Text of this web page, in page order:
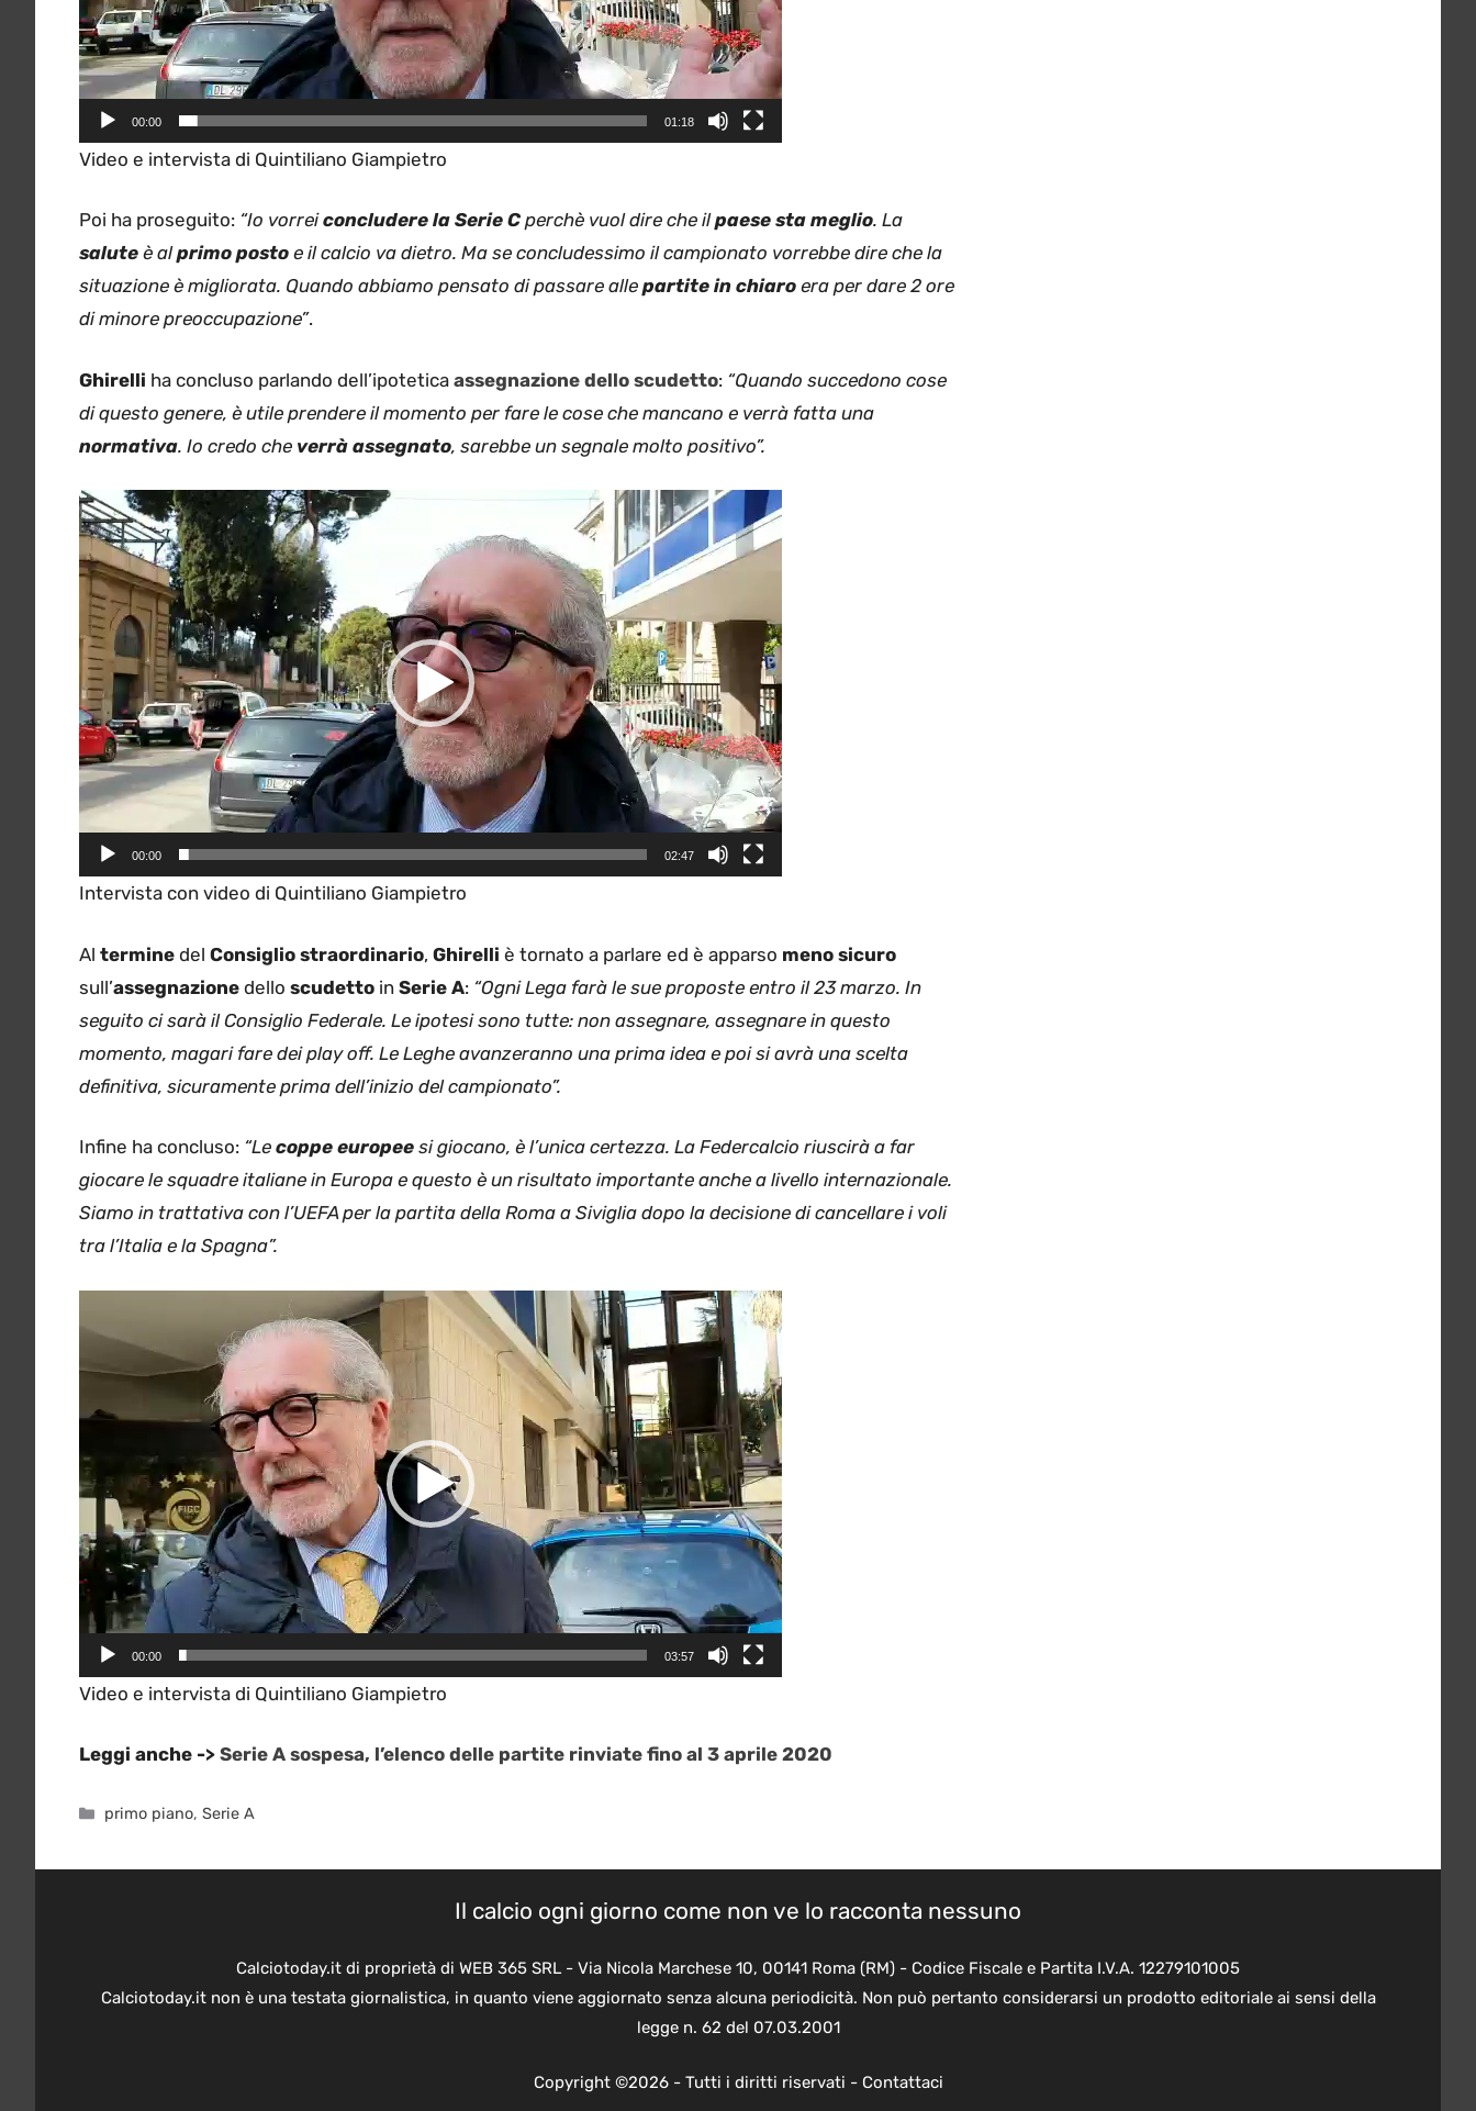
00:00 01:18
Video e intervista di Quintiliano Giampietro
Poi ha proseguito: “Io vorreiconcludere la Serie C perchè vuol dire che ilpaese sta meglio. La
salute è alprimo posto e il calcio va dietro. Ma se concludessimo il campionato vorrebbe dire che la
situazione è migliorata. Quando abbiamo pensato di passare alle partite in chiaro era per dare 2 ore
di minore preoccupazione”.
Ghirelli ha concluso parlando dell’ipotetica assegnazione dello scudetto: “Quando succedono cose
di questo genere, è utile prendere il momento per fare le cose che mancano e verrà fatta una
normativa. Io credo che verrà assegnato, sarebbe un segnale molto positivo”.
Video
Player
00:00 02:47
Intervista con video di Quintiliano Giampietro
Al termine del Consiglio straordinario, Ghirelli è tornato a parlare ed è apparso meno sicuro
sull’assegnazione dello scudetto in Serie A: “Ogni Lega farà le sue proposte entro il 23 marzo. In
seguito ci sarà il Consiglio Federale. Le ipotesi sono tutte: non assegnare, assegnare in questo
momento, magari fare dei play off. Le Leghe avanzeranno una prima idea e poi si avrà una scelta
definitiva, sicuramente prima dell’inizio del campionato”.
Infine ha concluso: “Le coppe europee si giocano, è l’unica certezza. La Federcalcio riuscirà a far
giocare le squadre italiane in Europa e questo è un risultato importante anche a livello internazionale.
Siamo in trattativa con l’UEFA per la partita della Roma a Siviglia dopo la decisione di cancellare i voli
tra l’Italia e la Spagna”.
Player
00:00 03:57
Video e intervista di Quintiliano Giampietro
Leggi anche -> Serie A sospesa, l’elenco delle partite rinviate fino al 3 aprile 2020
Categorie
primo piano,Serie A
Il calcio ogni giorno come non ve lo racconta nessuno
Calciotoday.it di proprietà di WEB 365 SRL - Via Nicola Marchese 10, 00141 Roma (RM) - Codice Fiscale e Partita I.V.A. 12279101005
Calciotoday.it non è una testata giornalistica, in quanto viene aggiornato senza alcuna periodicità. Non può pertanto considerarsi un prodotto editoriale ai sensi della
legge n. 62 del 07.03.2001
Copyright ©2026 - Tutti i diritti riservati - Contattaci